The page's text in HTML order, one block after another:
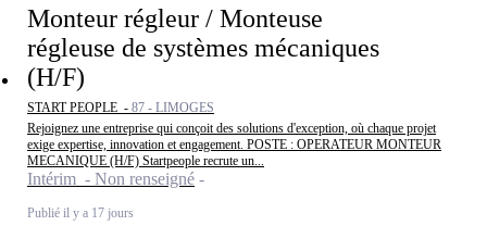
Monteur régleur / Monteuse
régleuse de systèmes mécaniques
(H/F)
START PEOPLE - 87 - LIMOGES
Rejoignez une entreprise qui conçoit des solutions d'exception, où chaque projet
exige expertise, innovation et engagement. POSTE : OPERATEUR MONTEUR
MECANIQUE (H/F) Startpeople recrute un...
Intérim - Non renseigné
Publié il y a 17 jours